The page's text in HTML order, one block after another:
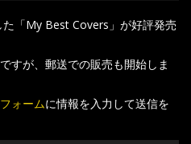
「My Best Covers」が好評発売
すが、郵送での販売も開始しま
ォームに情報を入力して送信を